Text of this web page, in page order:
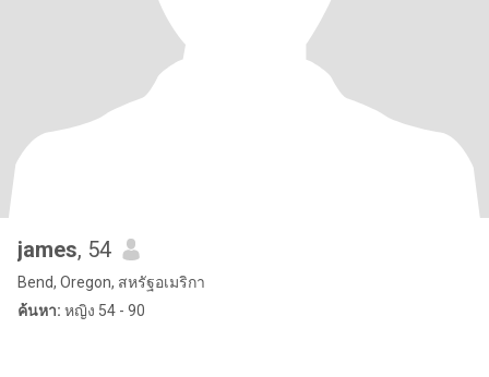
james, 54
Bend, Oregon, สหรัฐอเมริกา
ค้นหา: หญิง 54 - 90